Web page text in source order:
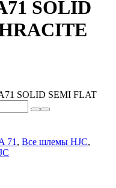
SOLID
SOLID SEMI FLAT
71 , Все шлемы HJC,